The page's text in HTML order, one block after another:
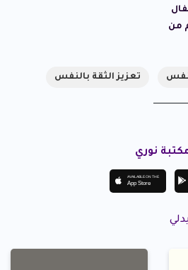
من
تعزيز الثقة بالنفس
نوري
AVAILABLE ON THE
App Store